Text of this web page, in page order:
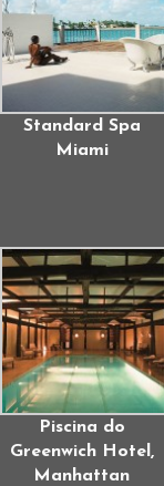
Standard Spa
Miami
Piscina do
Greenwich Hotel,
Manhattan